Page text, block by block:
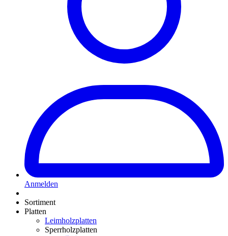
Anmelden
Sortiment
Platten
Leimholzplatten
Sperrholzplatten